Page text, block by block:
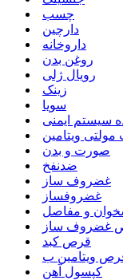
چسب
دارچین
داروخانه
روغن بدن
رویال ژلی
زینک
سویا
سیستم ایمنی
ویتامین
صورت و بدن
ضدنفخ
غضروف ساز
غضروفساز
و مفاصل
غضروف ساز
قرص کبد
ویتامین ب
کپسول آهن